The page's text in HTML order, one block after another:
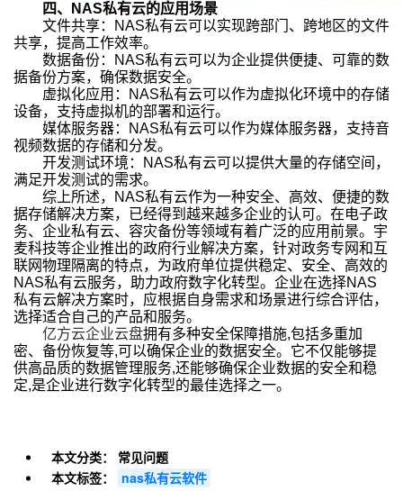
四、NAS私有云的应用场景
文件共享：NAS私有云可以实现跨部门、跨地区的文件
共享，提高工作效率。
数据备份：NAS私有云可以为企业提供便捷、可靠的数
据备份方案，确保数据安全。
虚拟化应用：NAS私有云可以作为虚拟化环境中的存储
设备，支持虚拟机的部署和运行。
媒体服务器：NAS私有云可以作为媒体服务器，支持音
视频数据的存储和分发。
开发测试环境：NAS私有云可以提供大量的存储空间，
满足开发测试的需求。
综上所述，NAS私有云作为一种安全、高效、便捷的数
据存储解决方案，已经得到越来越多企业的认可。在电子政
务、企业私有云、容灾备份等领域有着广泛的应用前景。宇
麦科技等企业推出的政府行业解决方案，针对政务专网和互
联网物理隔离的特点，为政府单位提供稳定、安全、高效的
NAS私有云服务，助力政府数字化转型。企业在选择NAS
私有云解决方案时，应根据自身需求和场景进行综合评估，
选择适合自己的产品和服务。
亿方云企业云盘拥有多种安全保障措施,包括多重加
密、备份恢复等,可以确保企业的数据安全。它不仅能够提
供高品质的数据管理服务,还能够确保企业数据的安全和稳
定,是企业进行数字化转型的最佳选择之一。
本文分类：
常见问题
本文标签：
nas私有云软件